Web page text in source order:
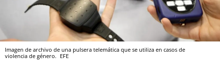
Imagen de archivo de una pulsera telemática que se utiliza en casos de
violencia de género. EFE